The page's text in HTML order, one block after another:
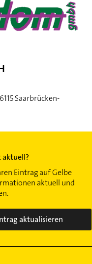
Saarbrücken-
aktuell?
Eintrag auf Gelbe
aktuell und
aktualisieren